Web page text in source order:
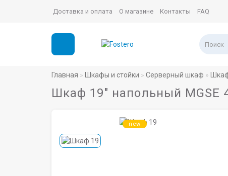
Доставка и оплата О магазине Контакты FAQ
Главная Шкафы и стойки Серверный шкаф
Шкаф 19" напольный MGSE
new